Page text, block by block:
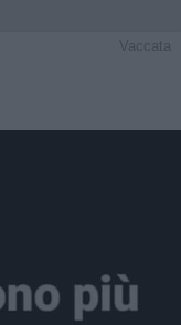
Vaccata